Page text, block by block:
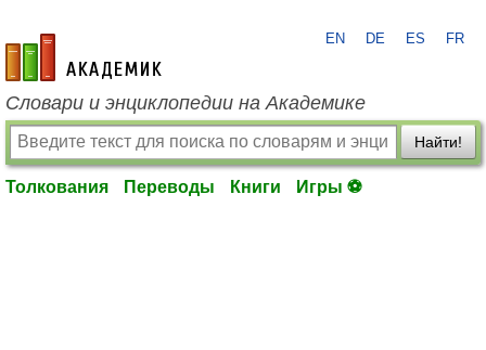
academic.ru
EN DE ES FR
Словари и энциклопедии на Академике
Найти!
Толкования Переводы Книги Игры ⚽